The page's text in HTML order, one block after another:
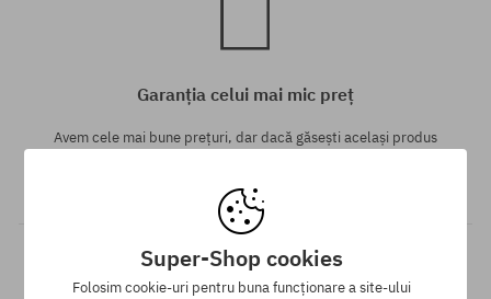
Garanția celui mai mic preț
Avem cele mai bune prețuri, dar dacă găsești același produs
Super-Shop cookies
Folosim cookie-uri pentru buna funcționare a site-ului